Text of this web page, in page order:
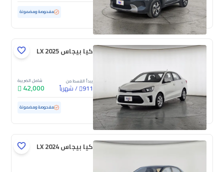
مستعملة 104,745 كم مفحوصة ومضمونة
كيا بيجاس LX 2025
يبدأ القسط من
911
/شهرياً
شامل الضريبة
42,000
مستعملة 102,572 كم مفحوصة ومضمونة
كيا بيجاس LX 2024